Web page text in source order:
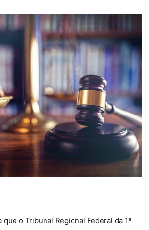
que o Tribunal Regional Federal da 1ª